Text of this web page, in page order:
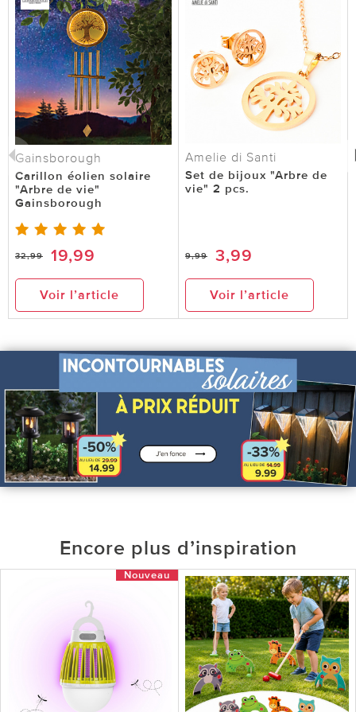
Gainsborough
Carillon éolien solaire
"Arbre de vie"
Gainsborough
32,99 19,99
Voir l’article
Amelie di Santi
Set de bijoux "Arbre de
vie" 2 pcs.
9,99 3,99
Voir l’article
Encore plus d’inspiration
Nouveau